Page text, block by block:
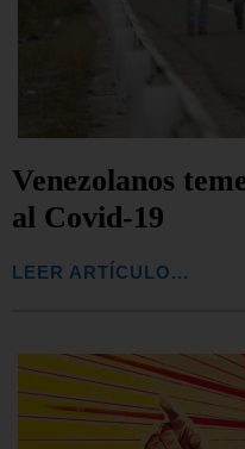
Venezolanos
al Covid-19
LEER ARTÍCULO...